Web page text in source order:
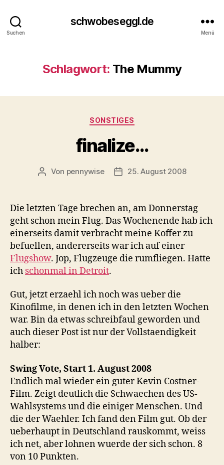
Suchen
schwobeseggl.de
Menü
Schlagwort: The Mummy
Kategorien
SONSTIGES
finalize…
Beitragsautor
Von pennywise Veröffentlichungsdatum
25. August 2008
Die letzten Tage brechen an, am Donnerstag
geht schon mein Flug. Das Wochenende hab ich
einerseits damit verbracht meine Koffer zu
befuellen, andererseits war ich auf einer
Flugshow. Jop, Flugzeuge die rumfliegen. Hatte
ich schonmal in Detroit.
Gut, jetzt erzaehl ich noch was ueber die
Kinofilme, in denen ich in den letzten Wochen
war. Bin da etwas schreibfaul geworden und
auch dieser Post ist nur der Vollstaendigkeit
halber:
Swing Vote, Start 1. August 2008
Endlich mal wieder ein guter Kevin Costner-
Film. Zeigt deutlich die Schwaechen des US-
Wahlsystems und die einiger Menschen. Und
die der Waehler. Ich fand den Film gut. Ob der
ueberhaupt in Deutschland rauskommt, weiss
ich net, aber lohnen wuerde der sich schon. 8
von 10 Punkten.